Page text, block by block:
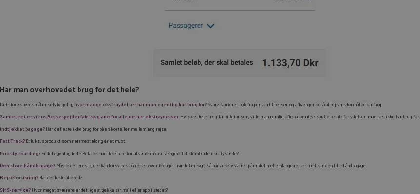
Har man overhovedet brug for det hele?
Det store spørgsmål er selvfølgelig, hvor mange ekstraydelser har man egentlig har brug for?Svaret varierer nok fra person til person og afhænger også af rejsens formål og omfang.
Samlet set er vi hos Rejsespejder faktisk glade for alle de her ekstraydelser.Hvis det hele indgik i billetprisen, ville man nemlig ofte automatisk skulle betale for ydelser, man slet ikke har brug for.
Indtjekket bagage?Har de fleste ikke brug for på en kort eller mellemlang rejse.
Fast Track?Et luksusprodukt, som nærmest aldrig er et must.
Priority boarding?Er det egentlig fedt? Betaler man ikke bare for at være endnu længere tid klemt inde i sit flysæde?
Den store håndbagage?Måske det eneste, der kan forsvares på rejser over to dage – når det er sagt, så har vi selv været på en del mellemlange rejser med kun den lille håndbagage.
Rejseforsikring?Har de fleste allerede.
SMS-service?Hvor meget sværere er det lige at tjekke sin mail eller app i stedet?